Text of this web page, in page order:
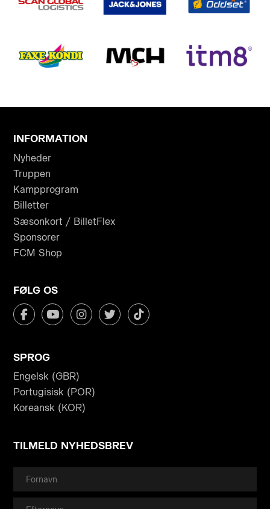
INFORMATION
Nyheder
Truppen
Kampprogram
Billetter
Sæsonkort / BilletFlex
Sponsorer
FCM Shop
FØLG OS
SPROG
Engelsk (GBR)
Portugisisk (POR)
Koreansk (KOR)
TILMELD NYHEDSBREV